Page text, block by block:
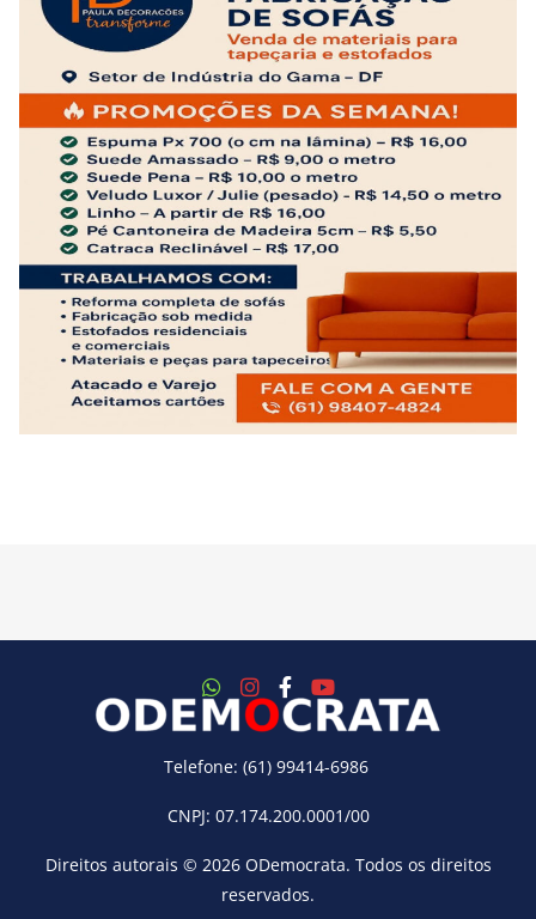
Telefone: (61) 99414-6986
CNPJ: 07.174.200.0001/00
Direitos autorais © 2026 ODemocrata. Todos os direitos
reservados.